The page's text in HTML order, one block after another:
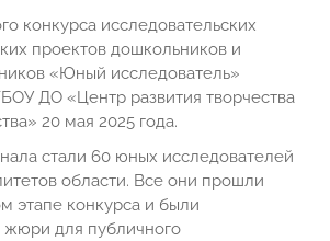
конкурса исследовательских
проектов дошкольников и
«Юный исследователь»
ДО «Центр развития творчества
20 мая 2025 года.
стали 60 юных исследователей
области. Все они прошли
этапе конкурса и были
для публичного